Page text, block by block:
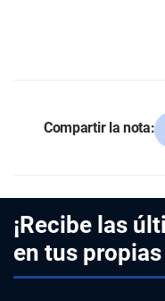
Compartir la nota:
¡Recibe las
en tus